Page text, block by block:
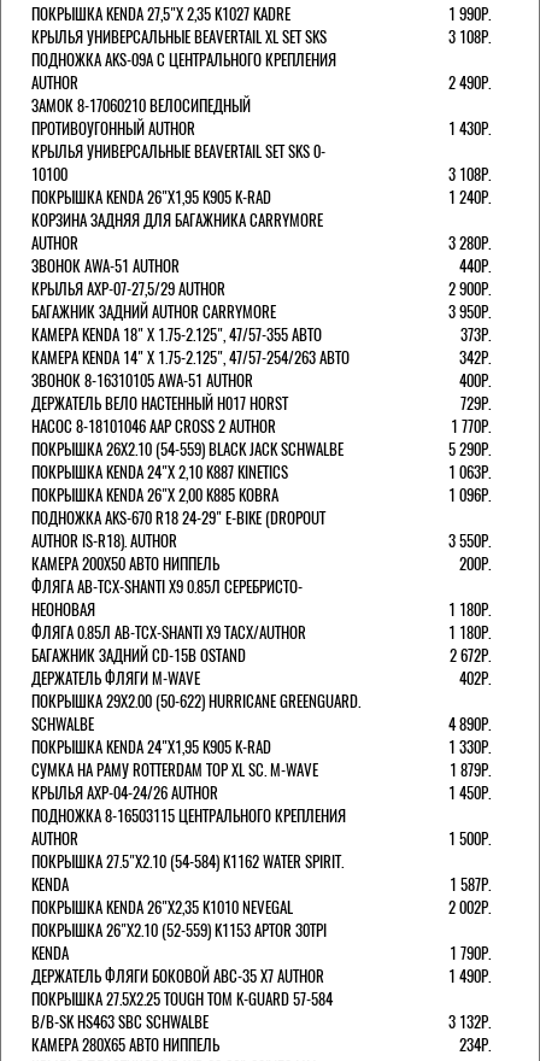
ПОКРЫШКА KENDA 27,5"Х 2,35 K1027 KADRE
1 990Р.
КРЫЛЬЯ УНИВЕРСАЛЬНЫЕ BEAVERTAIL XL SET SKS
3 108Р.
ПОДНОЖКА AKS-09A C ЦЕНТРАЛЬНОГО КРЕПЛЕНИЯ
AUTHOR
2 490Р.
ЗАМОК 8-17060210 ВЕЛОСИПЕДНЫЙ
ПРОТИВОУГОННЫЙ AUTHOR
1 430Р.
КРЫЛЬЯ УНИВЕРСАЛЬНЫЕ BEAVERTAIL SET SKS 0-
10100
3 108Р.
ПОКРЫШКА KENDA 26"Х1,95 K905 K-RAD
1 240Р.
КОРЗИНА ЗАДНЯЯ ДЛЯ БАГАЖНИКА CARRYMORE
AUTHOR
3 280Р.
ЗВОНОК AWA-51 AUTHOR
440Р.
КРЫЛЬЯ AXP-07-27,5/29 AUTHOR
2 900Р.
БАГАЖНИК ЗАДНИЙ AUTHOR CARRYMORE
3 950Р.
КАМЕРА KENDA 18" Х 1.75-2.125", 47/57-355 АВТО
373Р.
КАМЕРА KENDA 14" Х 1.75-2.125", 47/57-254/263 АВТО
342Р.
ЗВОНОК 8-16310105 AWA-51 AUTHOR
400Р.
ДЕРЖАТЕЛЬ ВЕЛО НАСТЕННЫЙ H017 HORST
729Р.
НАСОС 8-18101046 AAP CROSS 2 AUTHOR
1 770Р.
ПОКРЫШКА 26X2.10 (54-559) BLACK JACK SCHWALBE
5 290Р.
ПОКРЫШКА KENDA 24"Х 2,10 K887 KINETICS
1 063Р.
ПОКРЫШКА KENDA 26"Х 2,00 K885 KOBRA
1 096Р.
ПОДНОЖКА AKS-670 R18 24-29" E-BIKE (DROPOUT
AUTHOR IS-R18). AUTHOR
3 550Р.
КАМЕРА 200Х50 АВТО НИППЕЛЬ
200Р.
ФЛЯГА AB-TCX-SHANTI X9 0.85Л СЕРЕБРИСТО-
НЕОНОВАЯ
1 180Р.
ФЛЯГА 0.85Л AB-TCX-SHANTI X9 TACX/AUTHOR
1 180Р.
БАГАЖНИК ЗАДНИЙ CD-15B OSTAND
2 672Р.
ДЕРЖАТЕЛЬ ФЛЯГИ M-WAVE
402Р.
ПОКРЫШКА 29X2.00 (50-622) HURRICANE GREENGUARD.
SCHWALBE
4 890Р.
ПОКРЫШКА KENDA 24"Х1,95 K905 K-RAD
1 330Р.
СУМКА НА РАМУ ROTTERDAM TOP XL SC. M-WAVE
1 879Р.
КРЫЛЬЯ AXP-04-24/26 AUTHOR
1 450Р.
ПОДНОЖКА 8-16503115 ЦЕНТРАЛЬНОГО КРЕПЛЕНИЯ
AUTHOR
1 500Р.
ПОКРЫШКА 27.5"Х2.10 (54-584) K1162 WATER SPIRIT.
KENDA
1 587Р.
ПОКРЫШКА KENDA 26"Х2,35 K1010 NEVEGAL
2 002Р.
ПОКРЫШКА 26"Х2.10 (52-559) K1153 APTOR 30TPI
KENDA
1 790Р.
ДЕРЖАТЕЛЬ ФЛЯГИ БОКОВОЙ ABC-35 X7 AUTHOR
1 490Р.
ПОКРЫШКА 27.5X2.25 TOUGH TOM K-GUARD 57-584
B/B-SK HS463 SBC SCHWALBE
3 132Р.
КАМЕРА 280Х65 АВТО НИППЕЛЬ
234Р.